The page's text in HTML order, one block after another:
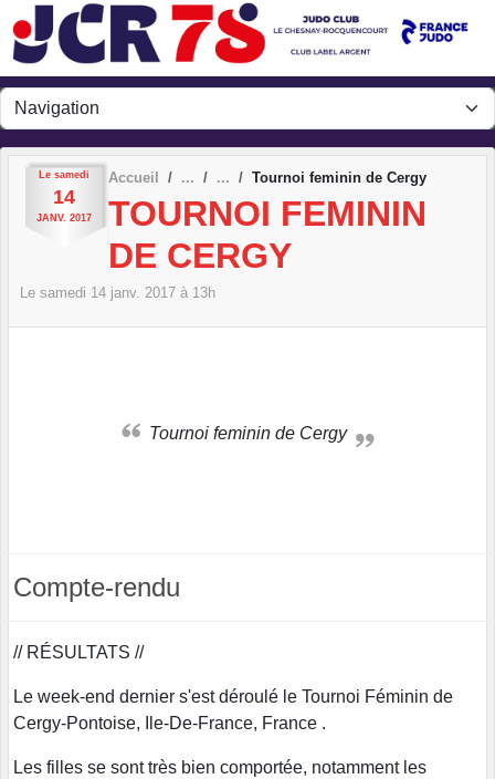
Le samedi
14
JANV. 2017
Accueil Tournoi feminin de Cergy
TOURNOI FEMININ
DE CERGY
Le samedi 14 janv. 2017 à 13h
Tournoi feminin de Cergy
Compte-rendu
// RÉSULTATS //
Le week-end dernier s'est déroulé le Tournoi Féminin de
Cergy-Pontoise, Ile-De-France, France .
Les filles se sont très bien comportée, notamment les
Panneau de gestion des cookies